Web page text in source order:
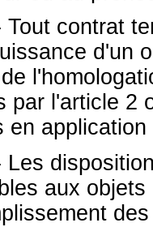
Tout contrat
d'un
par l'article 2
en
Les
aux